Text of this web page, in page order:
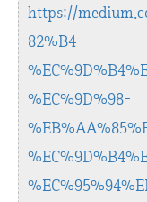
https://
82%B4-
%EC%9D%98-